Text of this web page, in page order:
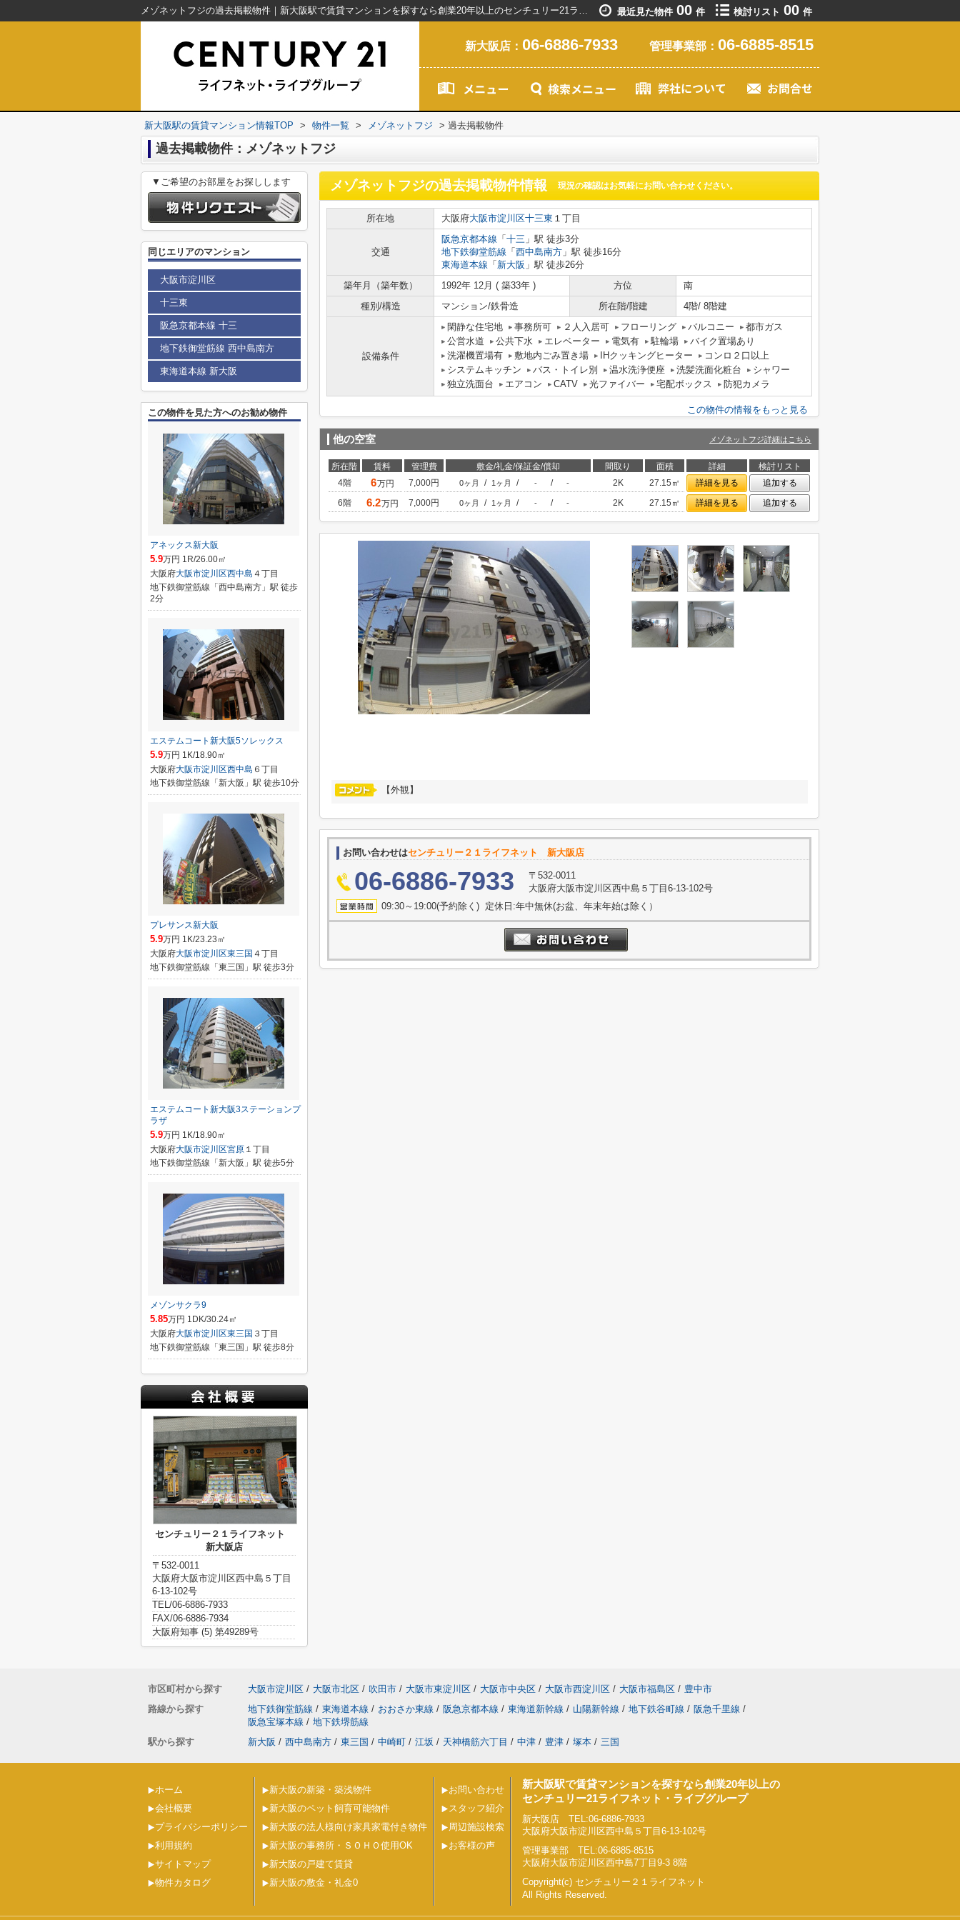
メゾネットフジの過去掲載物件｜新大阪駅で賃貸マンションを探すなら創業20年以上のセンチュリー21ライフネット・ライブグループ 最近見た物件 00 件 検討リスト 00 件
新大阪店： 06-6886-7933 管理事業部： 06-6885-8515
新大阪駅の賃貸マンション情報TOP > 物件一覧 > メゾネットフジ > 過去掲載物件
過去掲載物件：メゾネットフジ
メゾネットフジの過去掲載物件情報 現況の確認はお気軽にお問い合わせください。
所在地 大阪府大阪市淀川区十三東 １丁目
交通
阪急京都本線 「 十三 」駅 徒歩3分
地下鉄御堂筋線 「 西中島南方 」駅 徒歩16分
東海道本線 「 新大阪 」駅 徒歩26分
築年月（築年数）
1992年 12月 ( 築33年 ) 方位
南
種別/構造
マンション/鉄骨造 所在階/階建 4階/ 8階建
設備条件
閑静な住宅地 事務所可 ２人入居可 フローリング バルコニー
都市ガス
公営水道
公共下水 エレベーター 電気有 駐輪場
バイク置場あり
洗濯機置場有
敷地内ごみ置き場 IHクッキングヒーター
コンロ２口以上
システムキッチン
バス・トイレ別 温水洗浄便座 洗髪洗面化粧台
シャワー
独立洗面台
エアコン CATV 光ファイバー 宅配ボックス 防犯カメラ
この物件の情報をもっと見る
他の空室 メゾネットフジ詳細はこちら
所在階 賃料 管理費 敷金/礼金/保証金/償却 間取り 面積 詳細
検討リスト
4階
6万円 7,000円 0ヶ月 / 1ヶ月 / - / - 2K 27.15㎡ 詳細を見る
追加する
6階
6.2万円 7,000円 0ヶ月 / 1ヶ月 / - / - 2K 27.15㎡ 詳細を見る 追加する
【外観】
お問い合わせはセンチュリー２１ライフネット 新大阪店
06-6886-7933
〒532-0011
大阪府大阪市淀川区西中島５丁目6-13-102号
09:30～19:00(予約除く) 定休日:年中無休(お盆、年末年始は除く）
▼ご希望のお部屋をお探しします
同じエリアのマンション
大阪市淀川区
十三東
阪急京都本線 十三
地下鉄御堂筋線 西中島南方
東海道本線 新大阪
この物件を見た方へのお勧め物件
アネックス新大阪
5.9万円 1R/26.00㎡
大阪府大阪市淀川区西中島 ４丁目
地下鉄御堂筋線「西中島南方」駅 徒歩
2分
エステムコート新大阪5ソレックス
5.9万円 1K/18.90㎡
大阪府大阪市淀川区西中島 ６丁目
地下鉄御堂筋線「新大阪」駅 徒歩10分
プレサンス新大阪
5.9万円 1K/23.23㎡
大阪府大阪市淀川区東三国 ４丁目
地下鉄御堂筋線「東三国」駅 徒歩3分
エステムコート新大阪3ステーションプ
ラザ
5.9万円 1K/18.90㎡
大阪府大阪市淀川区宮原 １丁目
地下鉄御堂筋線「新大阪」駅 徒歩5分
メゾンサクラ9
5.85万円 1DK/30.24㎡
大阪府大阪市淀川区東三国 ３丁目
地下鉄御堂筋線「東三国」駅 徒歩8分
センチュリー２１ライフネット
新大阪店
〒532-0011
大阪府大阪市淀川区西中島５丁目
6-13-102号
TEL/06-6886-7933
FAX/06-6886-7934
大阪府知事 (5) 第49289号
市区町村から探す 大阪市淀川区 / 大阪市北区 / 吹田市 / 大阪市東淀川区 / 大阪市中央区 / 大阪市西淀川区 / 大阪市福島区 / 豊中市
路線から探す
地下鉄御堂筋線 / 東海道本線 / おおさか東線 / 阪急京都本線 / 東海道新幹線 / 山陽新幹線 / 地下鉄谷町線 / 阪急千里線 /
阪急宝塚本線 / 地下鉄堺筋線
駅から探す
新大阪 / 西中島南方 / 東三国 / 中崎町 / 江坂 / 天神橋筋六丁目 / 中津 / 豊津 / 塚本 / 三国
ホーム
会社概要
プライバシーポリシー
利用規約
サイトマップ
物件カタログ
新大阪の新築・築浅物件
新大阪のペット飼育可能物件
新大阪の法人様向け家具家電付き物件
新大阪の事務所・ＳＯＨＯ使用OK
新大阪の戸建て賃貸
新大阪の敷金・礼金0
お問い合わせ
スタッフ紹介
周辺施設検索
お客様の声
新大阪駅で賃貸マンションを探すなら創業20年以上の
センチュリー21ライフネット・ライブグループ
新大阪店 TEL:06-6886-7933
大阪府大阪市淀川区西中島５丁目6-13-102号
管理事業部 TEL:06-6885-8515
大阪府大阪市淀川区西中島7丁目9-3 8階
Copyright(c) センチュリー２１ライフネット
All Rights Reserved.